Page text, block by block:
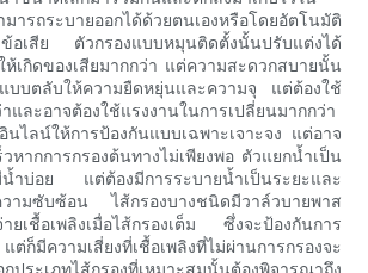
รถระบายออกได้ด้วยตนเองหรือโดยอัตโนมัติ
ข้อเสีย ตัวกรองแบบหมุนติดตั้งนั้นปรับแต่งได้
ห้เกิดของเสียมากกว่า แต่ความสะดวกสบายนั้น
บบตลับให้ความยืดหยุ่นและความจุ แต่ต้องใช้
และอาจต้องใช้แรงงานในการเปลี่ยนมากกว่า
นไลน์ให้การป้องกันแบบเฉพาะเจาะจง แต่อาจ
หากการกรองต้นทางไม่เพียงพอ ตัวแยกน้ำเป็น
น้ำบ่อย แต่ต้องมีการระบายน้ำเป็นระยะและ
วามซับซ้อน ไส้กรองบางชนิดมีวาล์วบายพาส
ายเชื้อเพลิงเมื่อไส้กรองเต็ม ซึ่งจะป้องกันการ
ต่ก็มีความเสี่ยงที่เชื้อเพลิงที่ไม่ผ่านการกรองจะ